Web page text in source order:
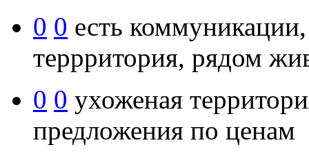
0 0 есть
террритория, рядом
0 0 ухоженая
предложения по ценам